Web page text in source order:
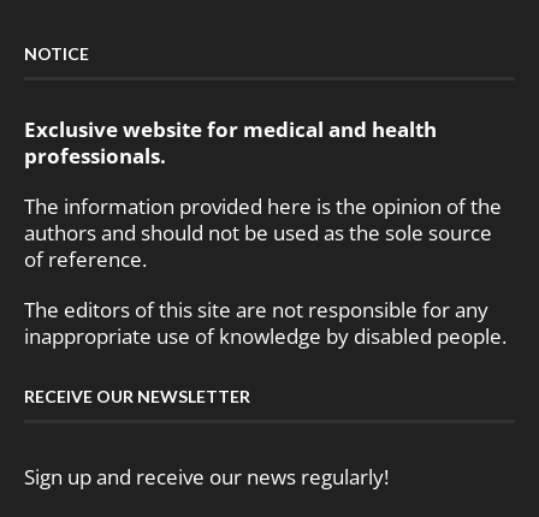
NOTICE
Exclusive website for medical and health
professionals.
The information provided here is the opinion of the
authors and should not be used as the sole source
of reference.
The editors of this site are not responsible for any
inappropriate use of knowledge by disabled people.
RECEIVE OUR NEWSLETTER
Sign up and receive our news regularly!